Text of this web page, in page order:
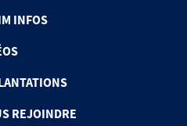
INFOS
REJOINDRE